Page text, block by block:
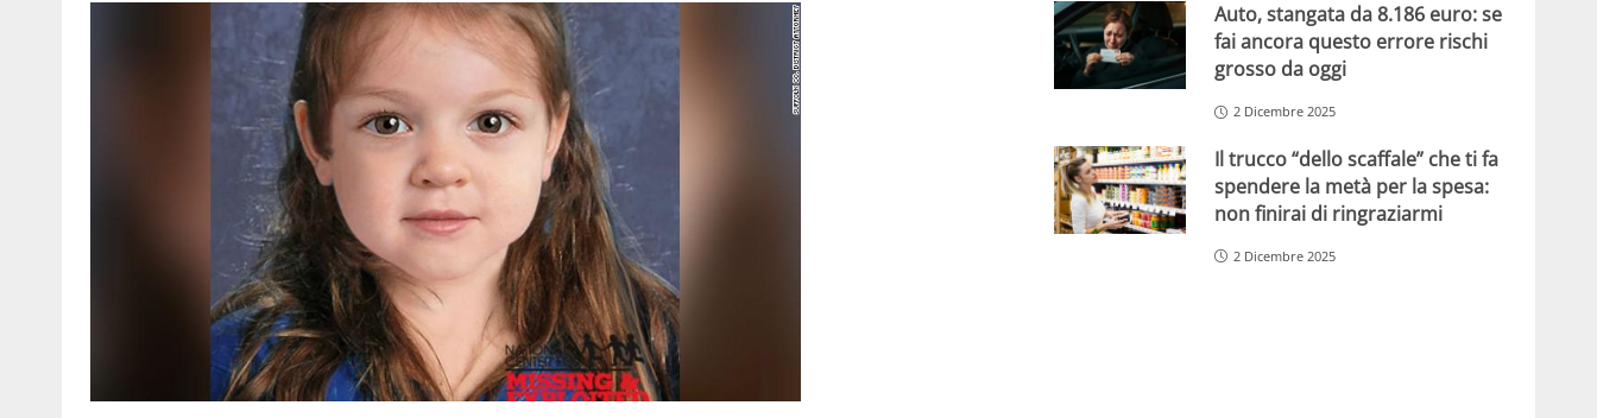
Auto, stangata da 8.186 euro: se
fai ancora questo errore rischi
grosso da oggi
2 Dicembre 2025
Il trucco “dello scaffale” che ti fa
spendere la metà per la spesa:
non finirai di ringraziarmi
2 Dicembre 2025